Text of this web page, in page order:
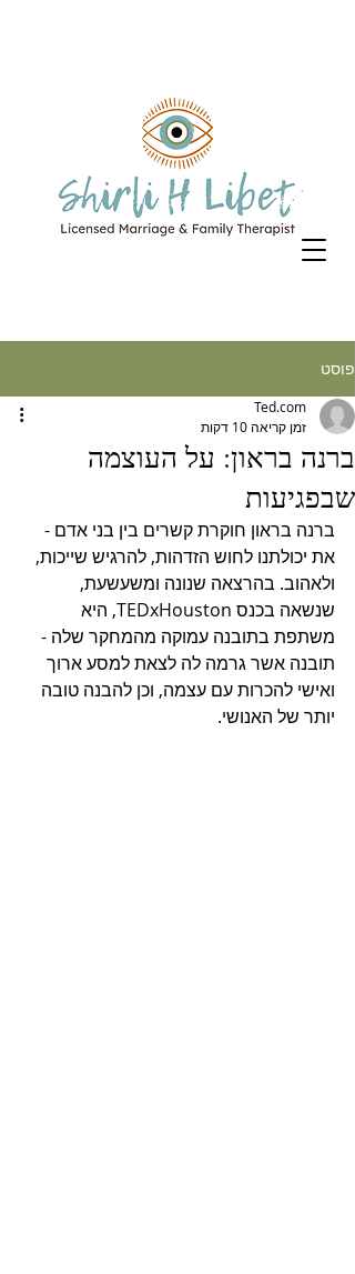
פוסט
ברנה בראון: על העוצמה
שבפגיעות
Ted.com
זמן קריאה 10 דקות
ברנה בראון חוקרת קשרים בין בני אדם -
את יכולתנו לחוש הזדהות, להרגיש שייכות,
ולאהוב. בהרצאה שנונה ומשעשעת,
שנשאה בכנס TEDxHouston, היא
משתפת בתובנה עמוקה מהמחקר שלה -
תובנה אשר גרמה לה לצאת למסע ארוך
ואישי להכרות עם עצמה, וכן להבנה טובה
יותר של האנושי.